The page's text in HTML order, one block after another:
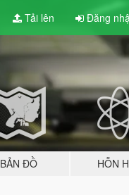
Tải lên Đăng
BẢN ĐỒ HỖN